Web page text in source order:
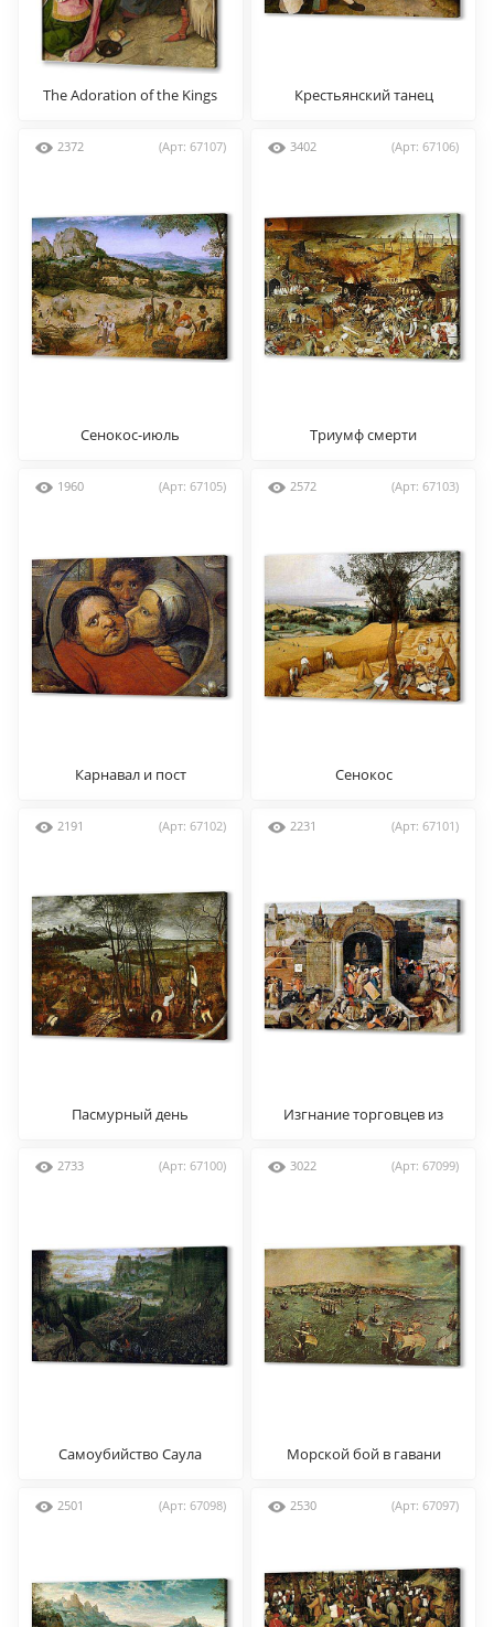
The Adoration of the Kings Крестьянский танец
2372 (Арт: 67107)
Сенокос-июль
3402 (Арт: 67106)
Триумф смерти
1960 (Арт: 67105)
Карнавал и пост
2572 (Арт: 67103)
Сенокос
2191 (Арт: 67102)
Пасмурный день
2231 (Арт: 67101)
Изгнание торговцев из
2733 (Арт: 67100)
Самоубийство Саула
3022 (Арт: 67099)
Морской бой в гавани
2501 (Арт: 67098) 2530 (Арт: 67097)